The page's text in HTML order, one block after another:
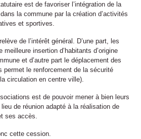
est de favoriser l’intégration de la
la commune par la création d’activités
et sportives.
de l’intérêt général. D’une part, les
insertion d’habitants d’origine
et d’autre part le déplacement des
permet le renforcement de la sécurité
circulation en centre ville).
est de pouvoir mener à bien leurs
de réunion adapté à la réalisation de
ses accès.
cette cession.